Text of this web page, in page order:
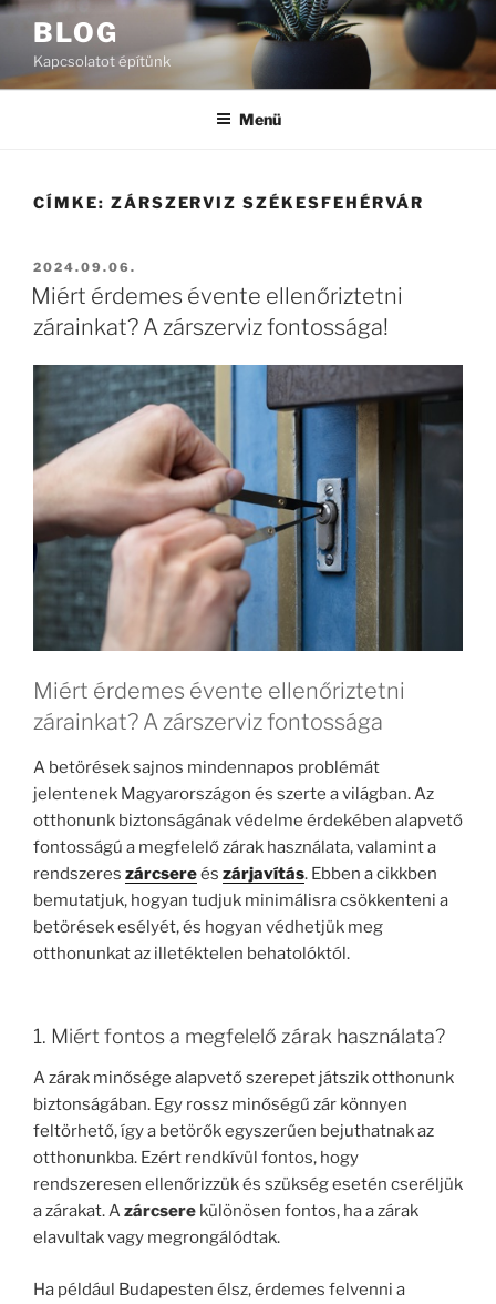
Tartalomhoz
BLOG
Kapcsolatot építünk
Menü
CÍMKE: ZÁRSZERVIZ SZÉKESFEHÉRVÁR
BEKÜLDVE:
2024.09.06.
Miért érdemes évente ellenőriztetni
zárainkat? A zárszerviz fontossága!
Miért érdemes évente ellenőriztetni
zárainkat? A zárszerviz fontossága
A betörések sajnos mindennapos problémát
jelentenek Magyarországon és szerte a világban. Az
otthonunk biztonságának védelme érdekében alapvető
fontosságú a megfelelő zárak használata, valamint a
rendszeres zárcsereés zárjavítás. Ebben a cikkben
bemutatjuk, hogyan tudjuk minimálisra csökkenteni a
betörések esélyét, és hogyan védhetjük meg
otthonunkat az illetéktelen behatolóktól.
1. Miért fontos a megfelelő zárak használata?
A zárak minősége alapvető szerepet játszik otthonunk
biztonságában. Egy rossz minőségű zár könnyen
feltörhető, így a betörők egyszerűen bejuthatnak az
otthonunkba. Ezért rendkívül fontos, hogy
rendszeresen ellenőrizzük és szükség esetén cseréljük
a zárakat. Azárcsere különösen fontos, ha a zárak
elavultak vagy megrongálódtak.
Ha például Budapesten élsz, érdemes felvenni a